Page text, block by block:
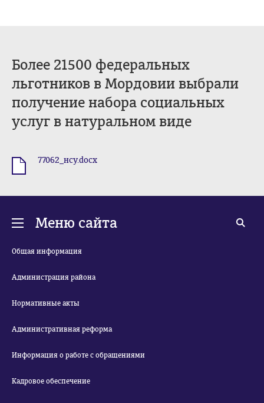
Более 21500 федеральных
льготников в Мордовии выбрали
получение набора социальных
услуг в натуральном виде
77062_нсу.docx
Меню сайта
Общая информация
Администрация района
Нормативные акты
Административная реформа
Информация о работе с обращениями
Кадровое обеспечение